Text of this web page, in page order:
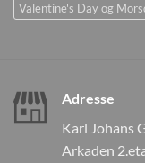
Valentine's Day og
Adresse
Karl Johans
Arkaden